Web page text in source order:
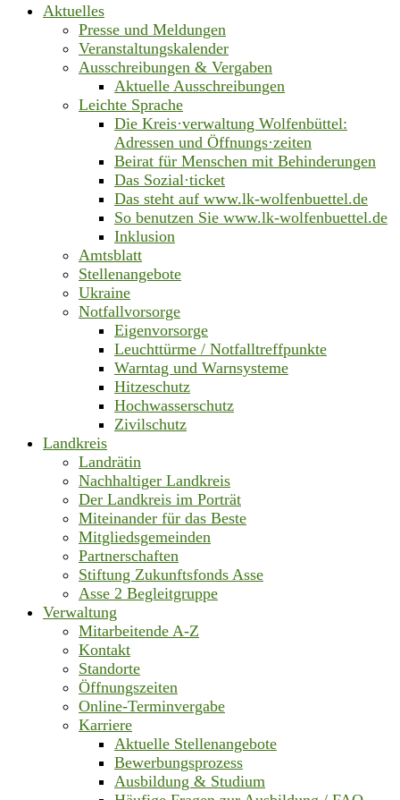
Aktuelles
Presse und Meldungen
Veranstaltungskalender
Ausschreibungen & Vergaben
Aktuelle Ausschreibungen
Leichte Sprache
Die Kreis·verwaltung Wolfenbüttel:
Adressen und Öffnungs·zeiten
Beirat für Menschen mit Behinderungen
Das Sozial·ticket
Das steht auf www.lk-wolfenbuettel.de
So benutzen Sie www.lk-wolfenbuettel.de
Inklusion
Amtsblatt
Stellenangebote
Ukraine
Notfallvorsorge
Eigenvorsorge
Leuchttürme / Notfalltreffpunkte
Warntag und Warnsysteme
Hitzeschutz
Hochwasserschutz
Zivilschutz
Landkreis
Landrätin
Nachhaltiger Landkreis
Der Landkreis im Porträt
Miteinander für das Beste
Mitgliedsgemeinden
Partnerschaften
Stiftung Zukunftsfonds Asse
Asse 2 Begleitgruppe
Verwaltung
Mitarbeitende A-Z
Kontakt
Standorte
Öffnungszeiten
Online-Terminvergabe
Karriere
Aktuelle Stellenangebote
Bewerbungsprozess
Ausbildung & Studium